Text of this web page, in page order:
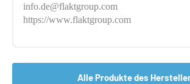
info.de@flaktgroup.com
https://www.flaktgroup.com
Alle Produkte des